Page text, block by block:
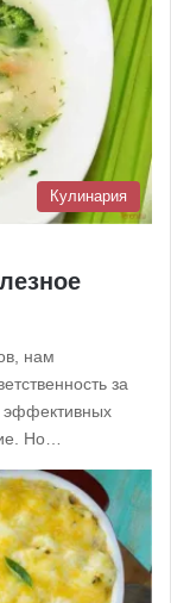
Кулинария
нам
за
эффективных
Но…